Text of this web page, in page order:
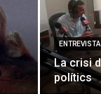
La crisi
polítics